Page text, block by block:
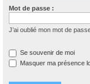
Mot de passe :
J’ai oublié mon mot de
Se souvenir de moi
Masquer ma présence